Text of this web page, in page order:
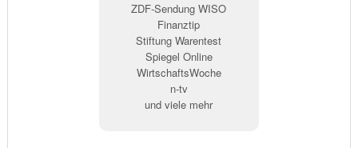
ZDF-Sendung WISO
Finanztip
Stiftung Warentest
Spiegel Online
WirtschaftsWoche
n-tv
und viele mehr